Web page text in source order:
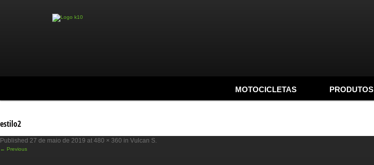
MOTOCICLETAS PRODUTOS
estilo2
Published 27 de maio de 2019 at 480 × 360 in Vulcan S.
← Previous